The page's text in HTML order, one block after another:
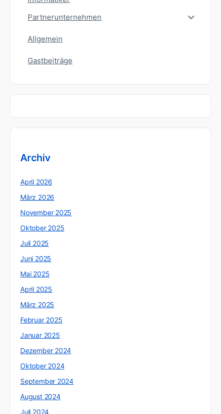
Partnerunternehmen
Allgemein
Gastbeiträge
Archiv
April 2026
März 2026
November 2025
Oktober 2025
Juli 2025
Juni 2025
Mai 2025
April 2025
März 2025
Februar 2025
Januar 2025
Dezember 2024
Oktober 2024
September 2024
August 2024
Juli 2024